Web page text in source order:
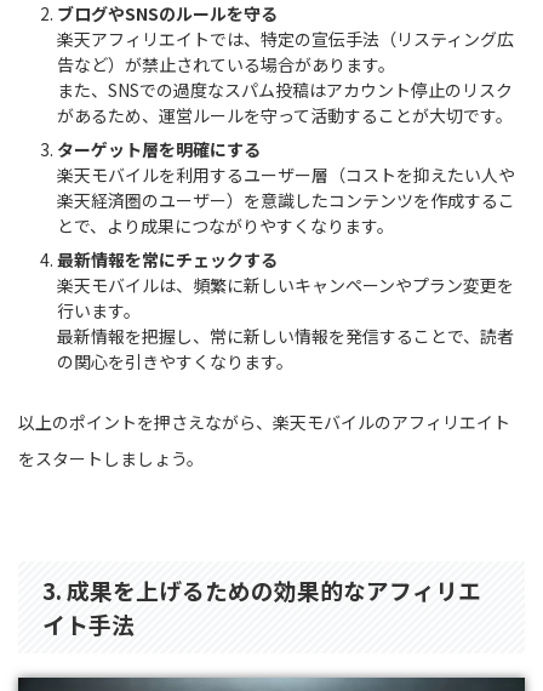
ブログやSNSのルールを守る
楽天アフィリエイトでは、特定の宣伝手法（リスティング広
告など）が禁止されている場合があります。
また、SNSでの過度なスパム投稿はアカウント停止のリスク
があるため、運営ルールを守って活動することが大切です。
ターゲット層を明確にする
楽天モバイルを利用するユーザー層（コストを抑えたい人や
楽天経済圏のユーザー）を意識したコンテンツを作成するこ
とで、より成果につながりやすくなります。
最新情報を常にチェックする
楽天モバイルは、頻繁に新しいキャンペーンやプラン変更を
行います。
最新情報を把握し、常に新しい情報を発信することで、読者
の関心を引きやすくなります。
以上のポイントを押さえながら、楽天モバイルのアフィリエイト
をスタートしましょう。
3. 成果を上げるための効果的なアフィリエ
イト手法